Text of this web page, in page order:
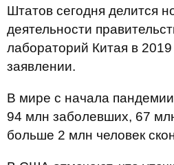
Штатов сегодня делится
деятельности
лабораторий Китая в 2019
заявлении.
В мире с начала
94 млн заболевших, 67
больше 2 млн человек